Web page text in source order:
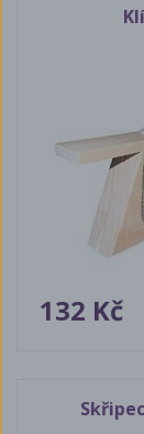
132 Kč